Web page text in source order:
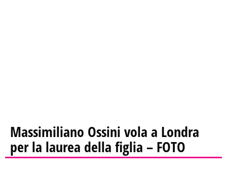
Massimiliano Ossini vola a Londra
per la laurea della figlia – FOTO